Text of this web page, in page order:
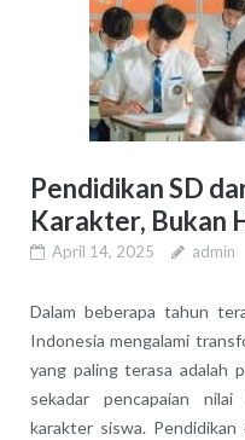
Pendidikan SD
Karakter, Bukan
April 14, 2025 admin
Dalam beberapa tahun
Indonesia mengalami
yang paling terasa adalah
sekadar pencapaian nilai
karakter siswa. Pendidikan